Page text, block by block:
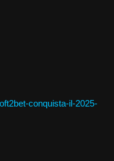
conquista-il-2025-